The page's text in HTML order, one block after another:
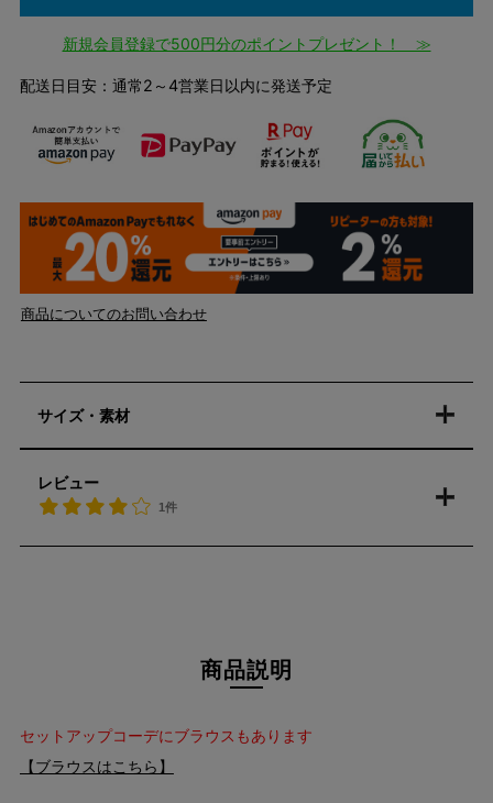
新規会員登録で500円分のポイントプレゼント！ ≫
配送日目安：通常2～4営業日以内に発送予定
商品についてのお問い合わせ
サイズ・素材
レビュー
1件
商品説明
セットアップコーデにブラウスもあります
【ブラウスはこちら】